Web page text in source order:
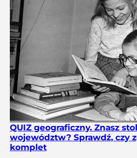
QUIZ geograficzny. Znasz
województw? Sprawdź, czy
komplet